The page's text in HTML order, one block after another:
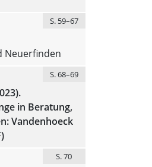
S. 59–67
Neuerfinden
S. 68–69
in Beratung,
Vandenhoeck
S. 70